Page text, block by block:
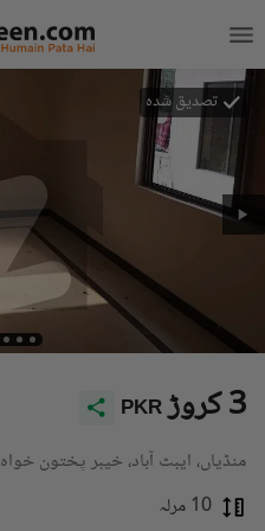
تصدیق شدہ
PKR 3 کروڑ
منڈیاں، ایبٹ آباد، خیبر پختون خواہ
10 مرلہ